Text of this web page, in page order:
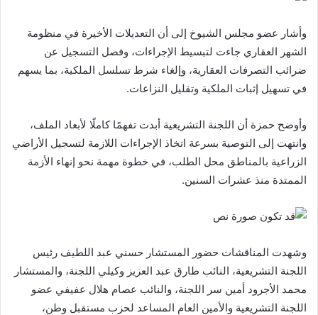
وأشار عضو مجلس الشيوخ إلى أن التعديلات الأخيرة في منظومة
الشهر العقاري جاءت لتبسيط الإجراءات، وفصل التسجيل عن
ضرائب التصرفات العقارية، وإلغاء شرط تسلسل الملكية، بما يسهم
في تسهيل إثبات الملكية وتقليل النزاعات.
وأوضح حمزة أن اللجنة التشريعية أبدت تفهمًا كاملًا لأبعاد الملف،
وانتهت إلى التوصية بسرعة اتخاذ الإجراءات اللازمة لتسجيل الأراضي
الزراعية بالمناطق محل الطلب، في خطوة مهمة نحو إنهاء الأزمة
الممتدة منذ عشرات السنين.
وشهدت المناقشات حضور المستشار حسني عبد اللطيف رئيس
اللجنة التشريعية، النائب طارق عبد العزيز وكيلي اللجنة، والمستشار
محمد الأجرود أمين سر اللجنة، والنائب عصام هلال عفيفي عضو
اللجنة التشريعية والأمين العام المساعد لحزب مستقبل وطن،